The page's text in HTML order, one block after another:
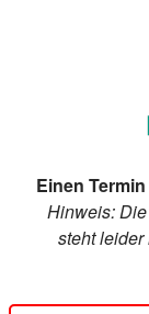
Einen
Hinweis:
steht leider